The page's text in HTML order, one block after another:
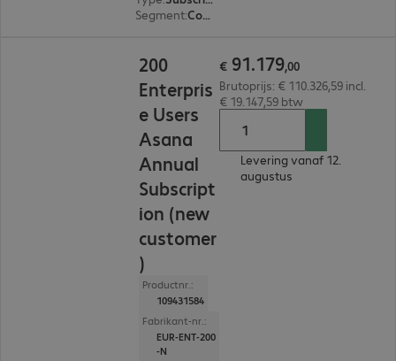
Segment: Corporate
200
Enterpris
e Users
Asana
Annual
Subscript
ion (new
customer
)
Productnr.:
109431584
Fabrikant-nr.:
EUR-ENT-200
-N
€ 91.179,00
Brutoprijs: € 110.326,59 incl.
€ 19.147,59 btw
Levering vanaf 12.
augustus